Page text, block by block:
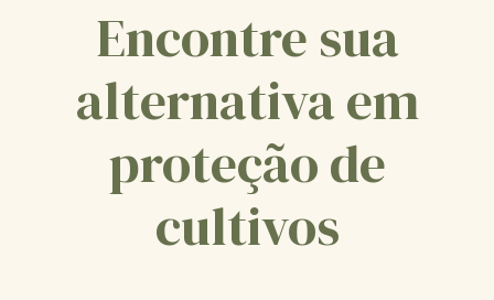
Encontre sua
alternativa em
proteção de
cultivos